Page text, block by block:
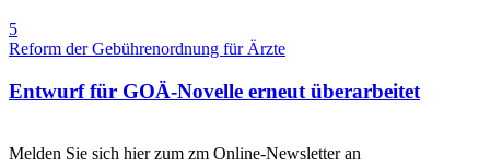
5
Reform der Gebührenordnung für Ärzte
Entwurf für GOÄ-Novelle erneut überarbeitet
Melden Sie sich hier zum zm Online-Newsletter an